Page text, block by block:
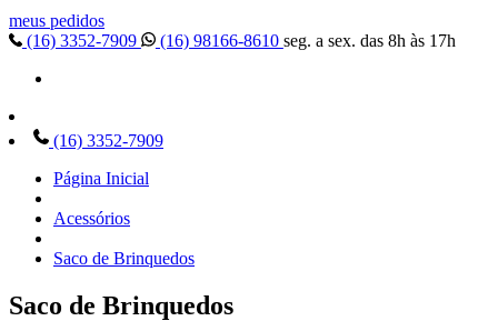
meus pedidos
(16) 3352-7909
(16) 98166-8610 seg. a sex. das 8h às 17h
(16) 3352-7909
Página Inicial
Acessórios
Saco de Brinquedos
Saco de Brinquedos